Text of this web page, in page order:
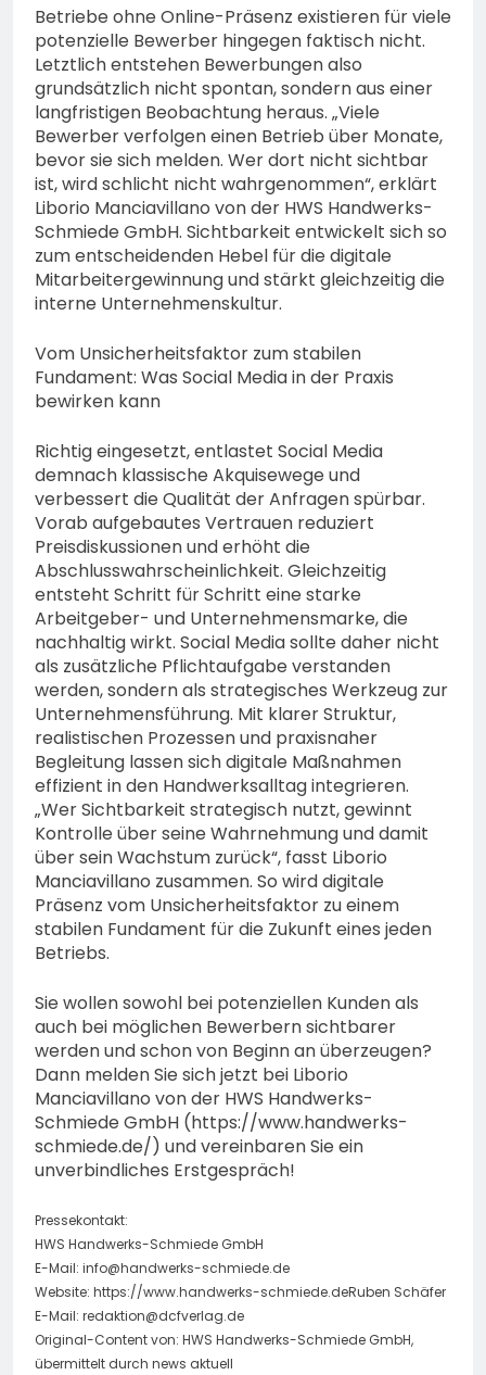
Betriebe ohne Online-Präsenz existieren für viele
potenzielle Bewerber hingegen faktisch nicht.
Letztlich entstehen Bewerbungen also
grundsätzlich nicht spontan, sondern aus einer
langfristigen Beobachtung heraus. „Viele
Bewerber verfolgen einen Betrieb über Monate,
bevor sie sich melden. Wer dort nicht sichtbar
ist, wird schlicht nicht wahrgenommen“, erklärt
Liborio Manciavillano von der HWS Handwerks-
Schmiede GmbH. Sichtbarkeit entwickelt sich so
zum entscheidenden Hebel für die digitale
Mitarbeitergewinnung und stärkt gleichzeitig die
interne Unternehmenskultur.
Vom Unsicherheitsfaktor zum stabilen
Fundament: Was Social Media in der Praxis
bewirken kann
Richtig eingesetzt, entlastet Social Media
demnach klassische Akquisewege und
verbessert die Qualität der Anfragen spürbar.
Vorab aufgebautes Vertrauen reduziert
Preisdiskussionen und erhöht die
Abschlusswahrscheinlichkeit. Gleichzeitig
entsteht Schritt für Schritt eine starke
Arbeitgeber- und Unternehmensmarke, die
nachhaltig wirkt. Social Media sollte daher nicht
als zusätzliche Pflichtaufgabe verstanden
werden, sondern als strategisches Werkzeug zur
Unternehmensführung. Mit klarer Struktur,
realistischen Prozessen und praxisnaher
Begleitung lassen sich digitale Maßnahmen
effizient in den Handwerksalltag integrieren.
„Wer Sichtbarkeit strategisch nutzt, gewinnt
Kontrolle über seine Wahrnehmung und damit
über sein Wachstum zurück“, fasst Liborio
Manciavillano zusammen. So wird digitale
Präsenz vom Unsicherheitsfaktor zu einem
stabilen Fundament für die Zukunft eines jeden
Betriebs.
Sie wollen sowohl bei potenziellen Kunden als
auch bei möglichen Bewerbern sichtbarer
werden und schon von Beginn an überzeugen?
Dann melden Sie sich jetzt bei Liborio
Manciavillano von der HWS Handwerks-
Schmiede GmbH (https://www.handwerks-
schmiede.de/) und vereinbaren Sie ein
unverbindliches Erstgespräch!
Pressekontakt:
HWS Handwerks-Schmiede GmbH
E-Mail: info@handwerks-schmiede.de
Website: https://www.handwerks-schmiede.deRuben Schäfer
E-Mail: redaktion@dcfverlag.de
Original-Content von: HWS Handwerks-Schmiede GmbH,
übermittelt durch news aktuell